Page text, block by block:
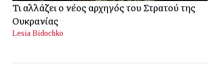
Τι αλλάζει ο νέος αρχηγός του Στρατού της
Ουκρανίας
Lesia Bidochko